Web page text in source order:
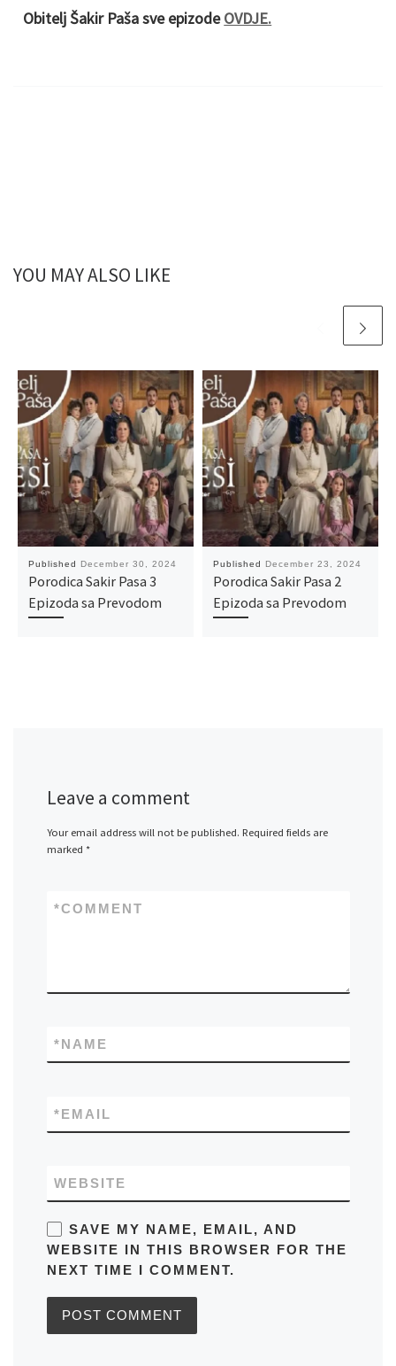
Obitelj Šakir Paša sve epizodeOVDJE.
YOU MAY ALSO LIKE
Published December 30, 2024
Porodica Sakir Pasa 3
Epizoda sa Prevodom
Published December 23, 2024
Porodica Sakir Pasa 2
Epizoda sa Prevodom
Leave a comment
Your email address will not be published. Required fields are
marked *
COMMENT
*
NAME
*
EMAIL
*
WEBSITE
SAVE MY NAME, EMAIL, AND
WEBSITE IN THIS BROWSER FOR THE
NEXT TIME I COMMENT.